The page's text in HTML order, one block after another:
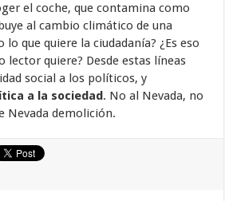
el coche, que contamina como
al cambio climático de una
lo que quiere la ciudadanía? ¿Es eso
lector quiere? Desde estas líneas
social a los políticos, y
a la sociedad. No al Nevada, no
Nevada demolición.